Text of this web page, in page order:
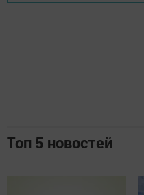
Топ 5 новостей